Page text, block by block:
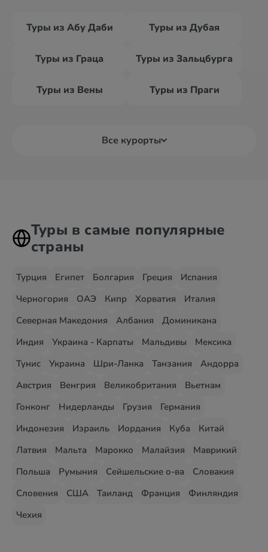
Туры из Абу Даби Туры из Дубая
Туры из Граца Туры из Зальцбурга
Туры из Вены Туры из Праги
Все курорты
Туры в самые популярные
страны
Турция Египет Болгария Греция
Испания
Черногория
ОАЭ Кипр Хорватия
Италия
Северная Македония
Албания
Доминикана
Индия
Украина - Карпаты Мальдивы
Мексика
Тунис
Украина Шри-Ланка Танзания
Андорра
Австрия
Венгрия Великобритания
Вьетнам
Гонконг
Нидерланды Грузия
Германия
Индонезия
Израиль Иордания Куба
Китай
Латвия
Мальта Марокко Малайзия
Маврикий
Польша
Румыния Сейшельские о-ва
Словакия
Словения
США Таиланд Франция
Финляндия
Чехия